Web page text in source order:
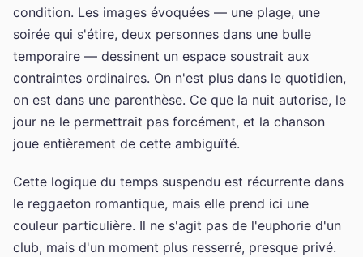
condition. Les images évoquées — une plage, une
soirée qui s'étire, deux personnes dans une bulle
temporaire — dessinent un espace soustrait aux
contraintes ordinaires. On n'est plus dans le quotidien,
on est dans une parenthèse. Ce que la nuit autorise, le
jour ne le permettrait pas forcément, et la chanson
joue entièrement de cette ambiguïté.
Cette logique du temps suspendu est récurrente dans
le reggaeton romantique, mais elle prend ici une
couleur particulière. Il ne s'agit pas de l'euphorie d'un
club, mais d'un moment plus resserré, presque privé.